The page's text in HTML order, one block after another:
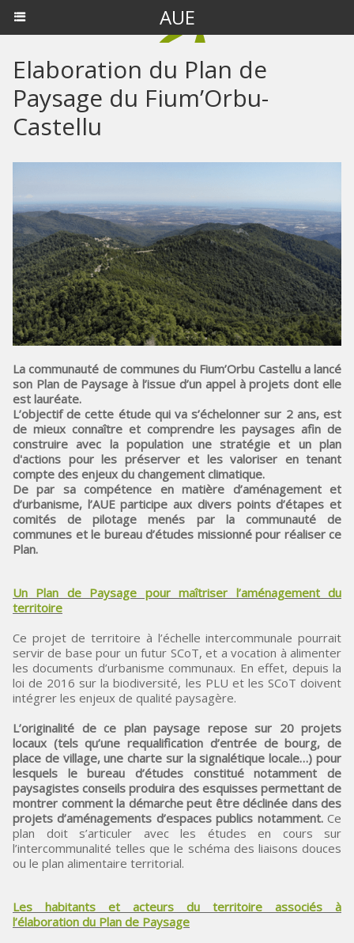
AUE
Elaboration du Plan de
Paysage du Fium’Orbu-
Castellu
La communauté de communes du Fium’Orbu Castellu a lancé
son Plan de Paysage à l’issue d’un appel à projets dont elle
est lauréate.
L’objectif de cette étude qui va s’échelonner sur 2 ans, est
de mieux connaître et comprendre les paysages afin de
construire avec la population une stratégie et un plan
d'actions pour les préserver et les valoriser en tenant
compte des enjeux du changement climatique.
De par sa compétence en matière d’aménagement et
d’urbanisme, l’AUE participe aux divers points d’étapes et
comités de pilotage menés par la communauté de
communes et le bureau d’études missionné pour réaliser ce
Plan.
Un Plan de Paysage pour maîtriser l’aménagement du
territoire
Ce projet de territoire à l’échelle intercommunale pourrait
servir de base pour un futur SCoT, et a vocation à alimenter
les documents d’urbanisme communaux. En effet, depuis la
loi de 2016 sur la biodiversité, les PLU et les SCoT doivent
intégrer les enjeux de qualité paysagère.
L’originalité de ce plan paysage repose sur 20 projets
locaux (tels qu’une requalification d’entrée de bourg, de
place de village, une charte sur la signalétique locale…) pour
lesquels le bureau d’études constitué notamment de
paysagistes conseils produira des esquisses permettant de
montrer comment la démarche peut être déclinée dans des
projets d’aménagements d’espaces publics notamment. Ce
plan doit s’articuler avec les études en cours sur
l’intercommunalité telles que le schéma des liaisons douces
ou le plan alimentaire territorial.
Les habitants et acteurs du territoire associés à
l’élaboration du Plan de Paysage